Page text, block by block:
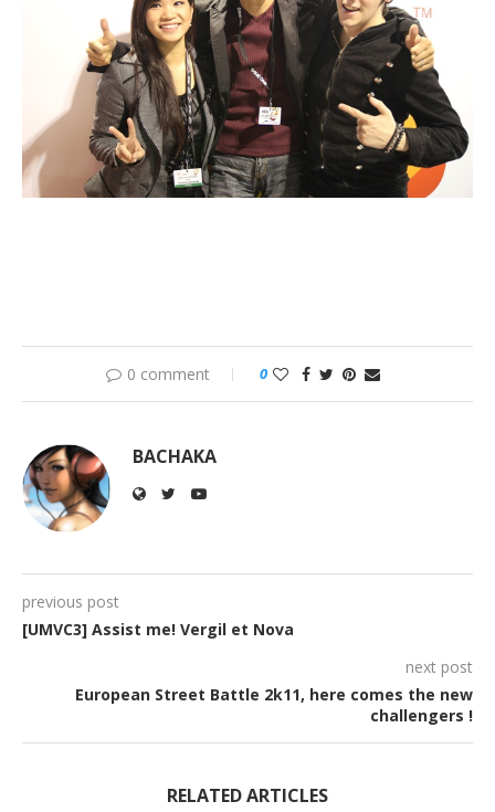
0 comment 0
BACHAKA
previous post
[UMVC3] Assist me! Vergil et Nova
next post
European Street Battle 2k11, here comes the new
challengers !
RELATED ARTICLES